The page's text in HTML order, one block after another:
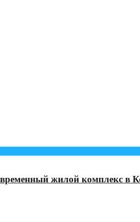
жилой комплекс в